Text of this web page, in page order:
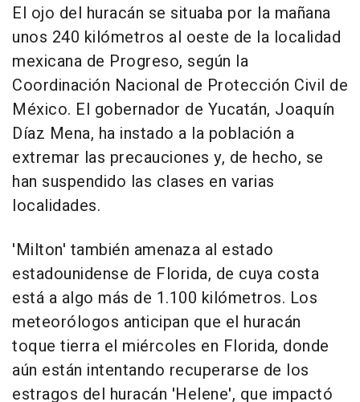
El ojo del huracán se situaba por la mañana
unos 240 kilómetros al oeste de la localidad
mexicana de Progreso, según la
Coordinación Nacional de Protección Civil de
México. El gobernador de Yucatán, Joaquín
Díaz Mena, ha instado a la población a
extremar las precauciones y, de hecho, se
han suspendido las clases en varias
localidades.
'Milton' también amenaza al estado
estadounidense de Florida, de cuya costa
está a algo más de 1.100 kilómetros. Los
meteorólogos anticipan que el huracán
toque tierra el miércoles en Florida, donde
aún están intentando recuperarse de los
estragos del huracán 'Helene', que impactó